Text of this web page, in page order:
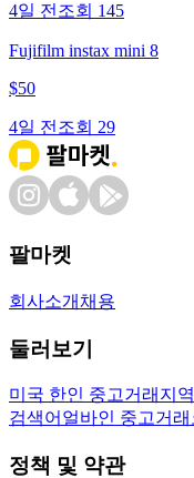
4일 전 조회 145
Fujifilm instax mini 8
$50
4일 전 조회 29
팔마켓
회사소개 채용
둘러보기
미국 한인 중고거래 지
검색어 얼바인 중고거래
정책 및 약관